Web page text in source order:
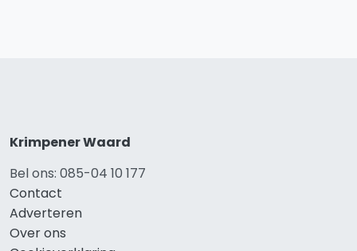
Krimpener Waard
Bel ons: 085-04 10 177
Contact
Adverteren
Over ons